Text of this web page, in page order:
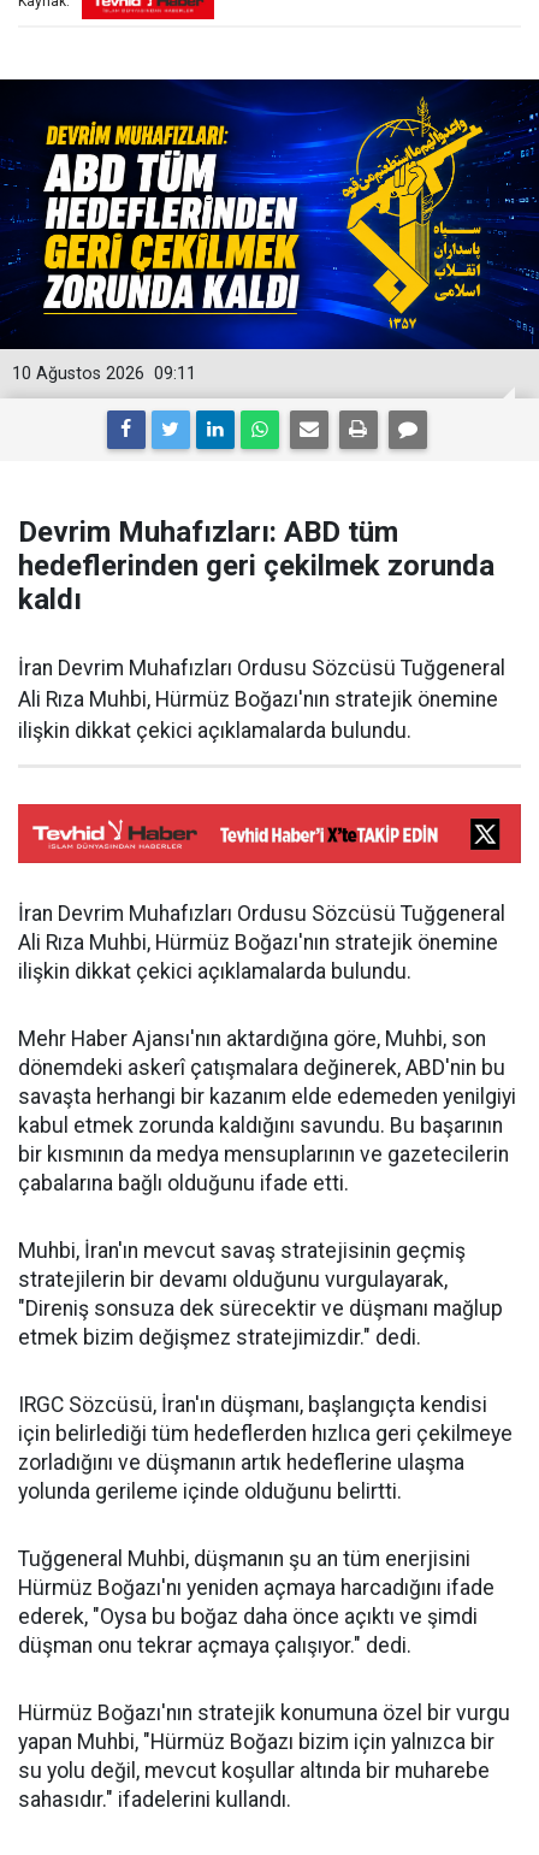
09:11
10 Ağustos 2026
Devrim Muhafızları: ABD tüm
hedeflerinden geri çekilmek zorunda
kaldı
İran Devrim Muhafızları Ordusu Sözcüsü Tuğgeneral
Ali Rıza Muhbi, Hürmüz Boğazı'nın stratejik önemine
ilişkin dikkat çekici açıklamalarda bulundu.
İran Devrim Muhafızları Ordusu Sözcüsü Tuğgeneral
Ali Rıza Muhbi, Hürmüz Boğazı'nın stratejik önemine
ilişkin dikkat çekici açıklamalarda bulundu.
Mehr Haber Ajansı'nın aktardığına göre, Muhbi, son
dönemdeki askerî çatışmalara değinerek, ABD'nin bu
savaşta herhangi bir kazanım elde edemeden yenilgiyi
kabul etmek zorunda kaldığını savundu. Bu başarının
bir kısmının da medya mensuplarının ve gazetecilerin
çabalarına bağlı olduğunu ifade etti.
Muhbi, İran'ın mevcut savaş stratejisinin geçmiş
stratejilerin bir devamı olduğunu vurgulayarak,
"Direniş sonsuza dek sürecektir ve düşmanı mağlup
etmek bizim değişmez stratejimizdir." dedi.
IRGC Sözcüsü, İran'ın düşmanı, başlangıçta kendisi
için belirlediği tüm hedeflerden hızlıca geri çekilmeye
zorladığını ve düşmanın artık hedeflerine ulaşma
yolunda gerileme içinde olduğunu belirtti.
Tuğgeneral Muhbi, düşmanın şu an tüm enerjisini
Hürmüz Boğazı'nı yeniden açmaya harcadığını ifade
ederek, "Oysa bu boğaz daha önce açıktı ve şimdi
düşman onu tekrar açmaya çalışıyor." dedi.
Hürmüz Boğazı'nın stratejik konumuna özel bir vurgu
yapan Muhbi, "Hürmüz Boğazı bizim için yalnızca bir
su yolu değil, mevcut koşullar altında bir muharebe
sahasıdır." ifadelerini kullandı.